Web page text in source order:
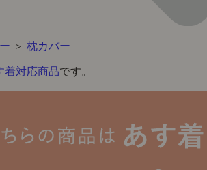
＞ 枕カバー
着対応商品です。